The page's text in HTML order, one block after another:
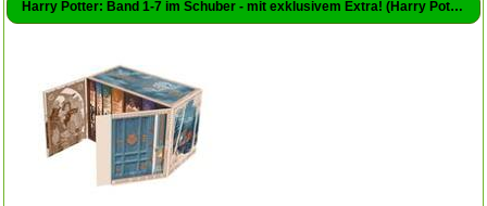
Harry Potter: Band 1-7 im Schuber - mit exklusivem Extra! (Harry Potter) (Rowling, J.K. / Fritz, Klaus (Übers.) / Caltsoudas, George (Illustr.))